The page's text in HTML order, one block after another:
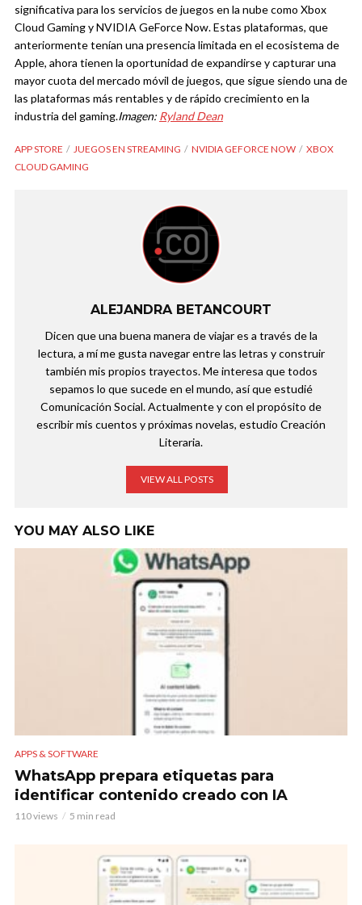
significativa para los servicios de juegos en la nube como Xbox
Cloud Gaming y NVIDIA GeForce Now. Estas plataformas, que
anteriormente tenían una presencia limitada en el ecosistema de
Apple, ahora tienen la oportunidad de expandirse y capturar una
mayor cuota del mercado móvil de juegos, que sigue siendo una de
las plataformas más rentables y de rápido crecimiento en la
industria del gaming.Imagen: Ryland Dean
APP STORE JUEGOS EN STREAMING NVIDIA GEFORCE NOW
XBOX
CLOUD GAMING
ALEJANDRA BETANCOURT
Dicen que una buena manera de viajar es a través de la
lectura, a mí me gusta navegar entre las letras y construir
también mis propios trayectos. Me interesa que todos
sepamos lo que sucede en el mundo, así que estudié
Comunicación Social. Actualmente y con el propósito de
escribir mis cuentos y próximas novelas, estudio Creación
Literaria.
VIEW ALL POSTS
YOU MAY ALSO LIKE
APPS & SOFTWARE
WhatsApp prepara etiquetas para
identificar contenido creado con IA
110 views 5 min read